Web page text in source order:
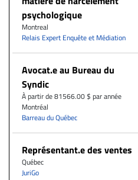
psychologique
Montreal
Relais Expert Enquête et Médiation
Avocat.e au Bureau du
Syndic
À partir de 81566.00 $ par année
Montréal
Barreau du Québec
Représentant.e des ventes
Québec
JuriGo